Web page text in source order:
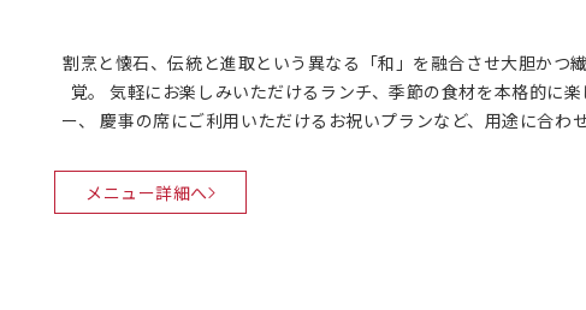
割烹と懐石、伝統と進取という異なる「和」を融合させ大胆かつ
覚。 気軽にお楽しみいただけるランチ、季節の食材を本格的に
ー、 慶事の席にご利用いただけるお祝いプランなど、用途に合わ
メニュー詳細へ